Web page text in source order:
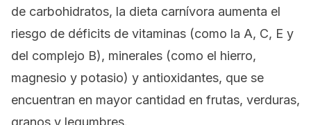
de carbohidratos, la dieta carnívora aumenta el
riesgo de déficits de vitaminas (como la A, C, E y
del complejo B), minerales (como el hierro,
magnesio y potasio) y antioxidantes, que se
encuentran en mayor cantidad en frutas, verduras,
granos y legumbres.